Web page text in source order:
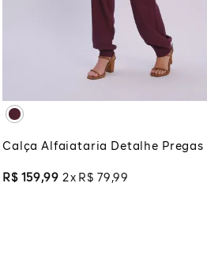
XGG
ADICIONAR À SACOLA
Calça Alfaiataria Detalhe Pregas
R$ 159,99 2 R$ 79 ,99